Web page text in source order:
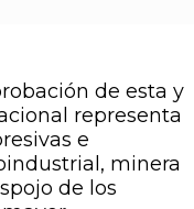
de esta y
representa
e
minera
de los